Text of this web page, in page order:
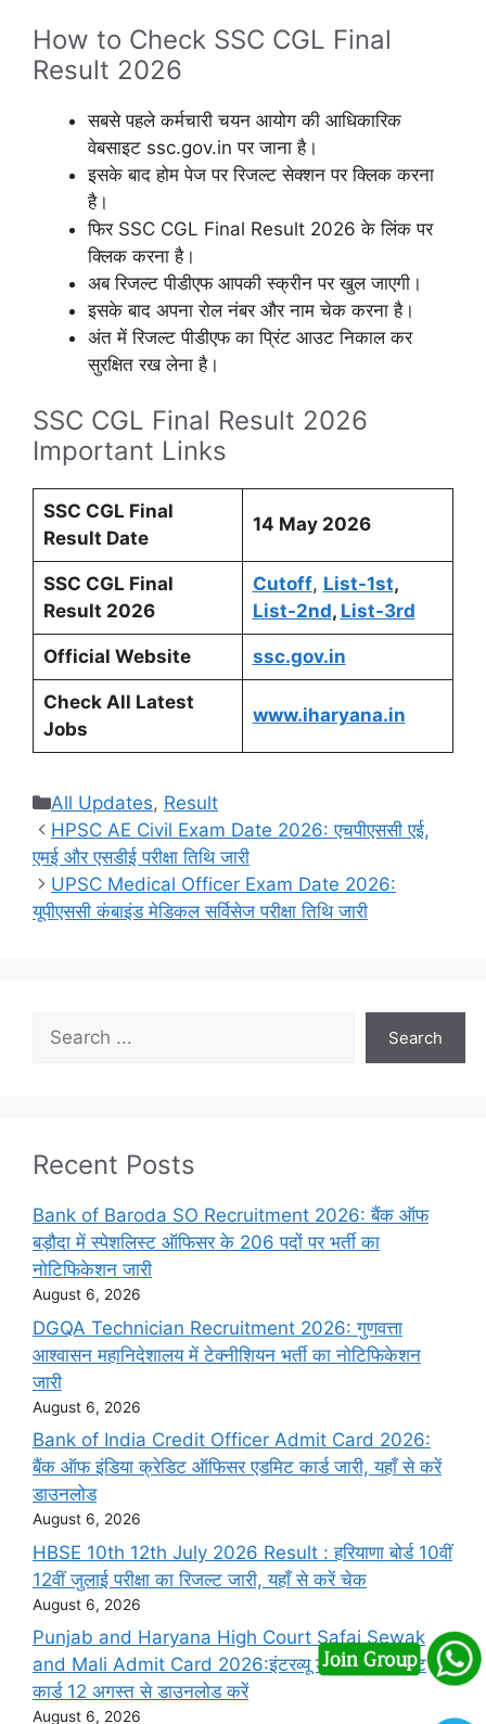
How to Check SSC CGL Final
Result 2026
सबसे पहले कर्मचारी चयन आयोग की आधिकारिक
वेबसाइट ssc.gov.in पर जाना है।
इसके बाद होम पेज पर रिजल्ट सेक्शन पर क्लिक करना
है।
फिर SSC CGL Final Result 2026 के लिंक पर
क्लिक करना है।
अब रिजल्ट पीडीएफ आपकी स्क्रीन पर खुल जाएगी।
इसके बाद अपना रोल नंबर और नाम चेक करना है।
अंत में रिजल्ट पीडीएफ का प्रिंट आउट निकाल कर
सुरक्षित रख लेना है।
SSC CGL Final Result 2026
Important Links
SSC CGL Final
Result Date
14 May 2026
SSC CGL Final
Result 2026
Cutoff, List-1st,
List-2nd, List-3rd
Official Website ssc.gov.in
Check All Latest
Jobs
www.iharyana.in
Categories
All Updates, Result
HPSC AE Civil Exam Date 2026: एचपीएससी एई,
एमई और एसडीई परीक्षा तिथि जारी
UPSC Medical Officer Exam Date 2026:
यूपीएससी कंबाइंड मेडिकल सर्विसेज परीक्षा तिथि जारी
Search
Search
Recent Posts
Bank of Baroda SO Recruitment 2026: बैंक ऑफ
बड़ौदा में स्पेशलिस्ट ऑफिसर के 206 पदों पर भर्ती का
नोटिफिकेशन जारी
August 6, 2026
DGQA Technician Recruitment 2026: गुणवत्ता
आश्वासन महानिदेशालय में टेक्नीशियन भर्ती का नोटिफिकेशन
जारी
August 6, 2026
Bank of India Credit Officer Admit Card 2026:
बैंक ऑफ इंडिया क्रेडिट ऑफिसर एडमिट कार्ड जारी, यहाँ से करें
डाउनलोड
August 6, 2026
HBSE 10th 12th July 2026 Result : हरियाणा बोर्ड 10वीं
12वीं जुलाई परीक्षा का रिजल्ट जारी, यहाँ से करें चेक
August 6, 2026
Punjab and Haryana High Court Safai Sewak
and Mali Admit Card 2026:इंटरव्यू डेट जारी, एडमिट
कार्ड 12 अगस्त से डाउनलोड करें
August 6, 2026